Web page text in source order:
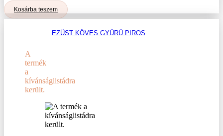
Kosárba teszem
EZÜST KÖVES GYŰRŰ PIROS
A
termék
a
kívánságlistádra
került.